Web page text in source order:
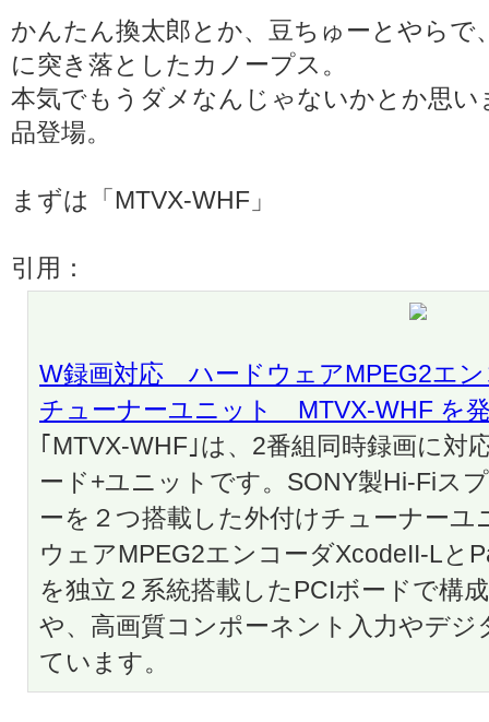
かんたん換太郎とか、豆ちゅーとやらで
に突き落としたカノープス。
本気でもうダメなんじゃないかとか思
品登場。
まずは「MTVX-WHF」
引用：
W録画対応 ハードウェアMPEG2エ
チューナーユニット MTVX-WHF を
｢MTVX-WHF｣は、2番組同時録画に対
ード+ユニットです。SONY製Hi-Fiス
ーを２つ搭載した外付けチューナー
ウェアMPEG2エンコーダXcodeII-Lと
を独立２系統搭載したPCIボードで構
や、高画質コンポーネント入力やデジ
ています。